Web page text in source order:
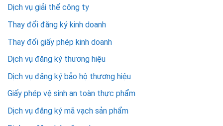
Dịch vụ giải thể công ty
Thay đổi đăng ký kinh doanh
Thay đổi giấy phép kinh doanh
Dịch vụ đăng ký thương hiệu
Dịch vụ đăng ký bảo hộ thương hiệu
Giấy phép vệ sinh an toàn thực phẩm
Dịch vụ đăng ký mã vạch sản phẩm